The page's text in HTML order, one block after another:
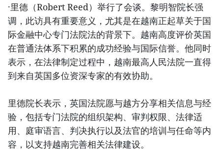
·里德（Robert Reed）举行了会谈。黎明智院长强
调，此访具有重要意义，尤其是在越南正起草关于国
际金融中心专门法院法的背景下。越南高度评价英国
在普通法体系下积累的成功经验与国际信誉。他同时
表示，在法律制定过程中，越南最高人民法院一直得
到来自英国多位资深专家的有效协助。
里德院长表示，英国法院愿与越方分享相关信息与经
验，包括专门法院的组织架构、审判权限、法律适
用、庭审语言、判决执行以及法官的培训与任命等内
容，以支持越南完善相关法律建设。